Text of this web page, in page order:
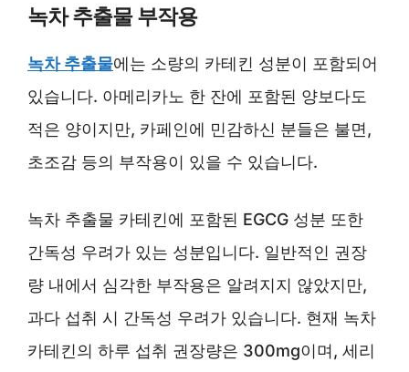
녹차 추출물 부작용
녹차 추출물에는 소량의 카테킨 성분이 포함되어
있습니다. 아메리카노 한 잔에 포함된 양보다도
적은 양이지만, 카페인에 민감하신 분들은 불면,
초조감 등의 부작용이 있을 수 있습니다.
녹차 추출물 카테킨에 포함된 EGCG 성분 또한
간독성 우려가 있는 성분입니다. 일반적인 권장
량 내에서 심각한 부작용은 알려지지 않았지만,
과다 섭취 시 간독성 우려가 있습니다. 현재 녹차
카테킨의 하루 섭취 권장량은 300mg이며, 세리